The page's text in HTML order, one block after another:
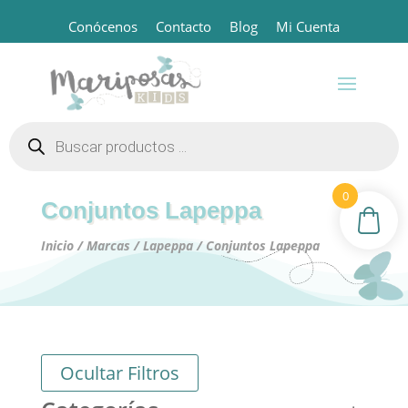
Conócenos Contacto Blog Mi Cuenta
productos
Conjuntos Lapeppa
Inicio/Marcas /Lapeppa/ Conjuntos Lapeppa
Ocultar Filtros
0